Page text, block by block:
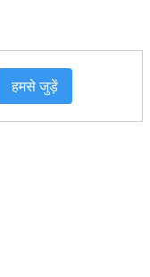
हमसे जुड़ें